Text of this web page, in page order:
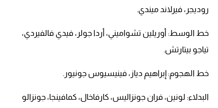
روديجر، فيرلاند ميندي.
خط الوسط: أوريلين تشواميني، أردا جولر، فيدي فالفيردي،
تياجو بيتارتش.
خط الهجوم: إبراهيم دياز، فينيسيوس جونيور.
البدلاء: لونين، فران جونزاليس، كارفاخال، كمافينجا، جونزالو